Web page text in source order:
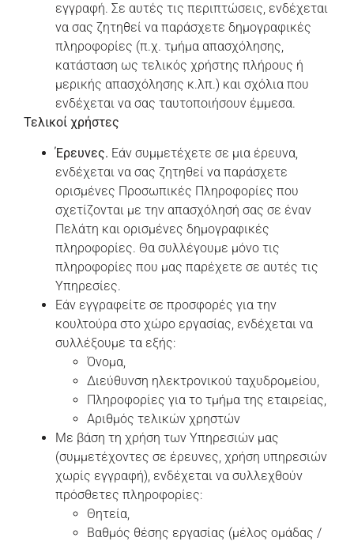
εγγραφή. Σε αυτές τις περιπτώσεις, ενδέχεται
να σας ζητηθεί να παράσχετε δημογραφικές
πληροφορίες (π.χ. τμήμα απασχόλησης,
κατάσταση ως τελικός χρήστης πλήρους ή
μερικής απασχόλησης κ.λπ.) και σχόλια που
ενδέχεται να σας ταυτοποιήσουν έμμεσα.
Τελικοί χρήστες
Έρευνες. Εάν συμμετέχετε σε μια έρευνα,
ενδέχεται να σας ζητηθεί να παράσχετε
ορισμένες Προσωπικές Πληροφορίες που
σχετίζονται με την απασχόλησή σας σε έναν
Πελάτη και ορισμένες δημογραφικές
πληροφορίες. Θα συλλέγουμε μόνο τις
πληροφορίες που μας παρέχετε σε αυτές τις
Υπηρεσίες.
Εάν εγγραφείτε σε προσφορές για την
κουλτούρα στο χώρο εργασίας, ενδέχεται να
συλλέξουμε τα εξής:
Όνομα,
Διεύθυνση ηλεκτρονικού ταχυδρομείου,
Πληροφορίες για το τμήμα της εταιρείας,
Αριθμός τελικών χρηστών
Με βάση τη χρήση των Υπηρεσιών μας
(συμμετέχοντες σε έρευνες, χρήση υπηρεσιών
χωρίς εγγραφή), ενδέχεται να συλλεχθούν
πρόσθετες πληροφορίες:
Θητεία,
Βαθμός θέσης εργασίας (μέλος ομάδας /